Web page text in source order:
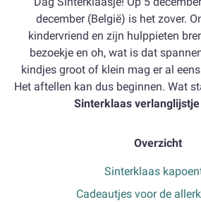
december (België) is het zover.
kindervriend en zijn hulppieten
bezoekje en oh, wat is dat
kindjes groot of klein mag er al
Het aftellen kan dus beginnen. Wat
Sinterklaas verlanglijstje
Overzicht
Sinterklaas
Cadeautjes voor de